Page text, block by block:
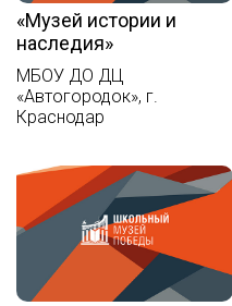
«Музей истории и
наследия»
МБОУ ДО ДЦ
«Автогородок», г.
Краснодар